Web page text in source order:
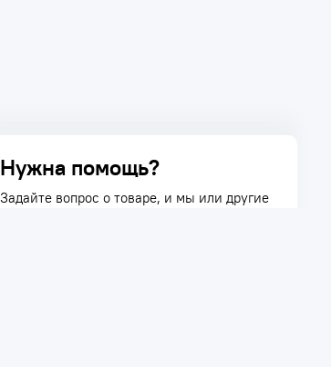
Нужна помощь?
Задайте вопрос о товаре, и мы или другие